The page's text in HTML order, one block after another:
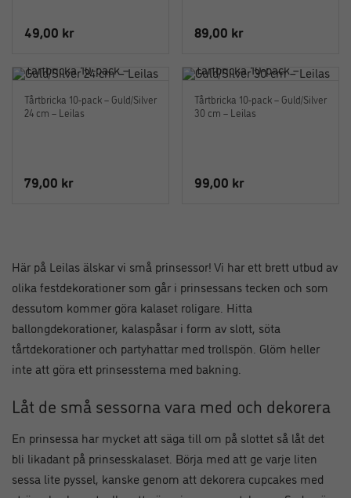
49,00 kr 89,00 kr
Tårtbricka 10-pack – Guld/Silver
24 cm – Leilas
79,00 kr
Tårtbricka 10-pack – Guld/Silver
30 cm – Leilas
99,00 kr
Här på Leilas älskar vi små prinsessor! Vi har ett brett utbud av
olika festdekorationer som går i prinsessans tecken och som
dessutom kommer göra kalaset roligare. Hitta
ballongdekorationer, kalaspåsar i form av slott, söta
tårtdekorationer och partyhattar med trollspön. Glöm heller
inte att göra ett prinsesstema med bakning.
Låt de små sessorna vara med och dekorera
En prinsessa har mycket att säga till om på slottet så låt det
bli likadant på prinsesskalaset. Börja med att ge varje liten
sessa lite pyssel, kanske genom att dekorera cupcakes med